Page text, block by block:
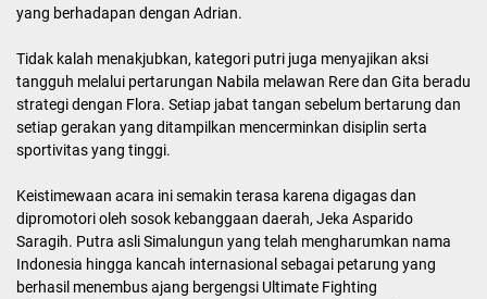
yang berhadapan dengan Adrian.
Tidak kalah menakjubkan, kategori putri juga menyajikan aksi
tangguh melalui pertarungan Nabila melawan Rere dan Gita beradu
strategi dengan Flora. Setiap jabat tangan sebelum bertarung dan
setiap gerakan yang ditampilkan mencerminkan disiplin serta
sportivitas yang tinggi.
Keistimewaan acara ini semakin terasa karena digagas dan
dipromotori oleh sosok kebanggaan daerah, Jeka Asparido
Saragih. Putra asli Simalungun yang telah mengharumkan nama
Indonesia hingga kancah internasional sebagai petarung yang
berhasil menembus ajang bergengsi Ultimate Fighting